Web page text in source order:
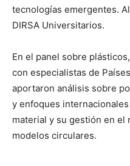
tecnologías emergentes.
DIRSA Universitarios.
En el panel sobre
con especialistas de
aportaron análisis sobre
y enfoques
material y su gestión en el
modelos circulares.